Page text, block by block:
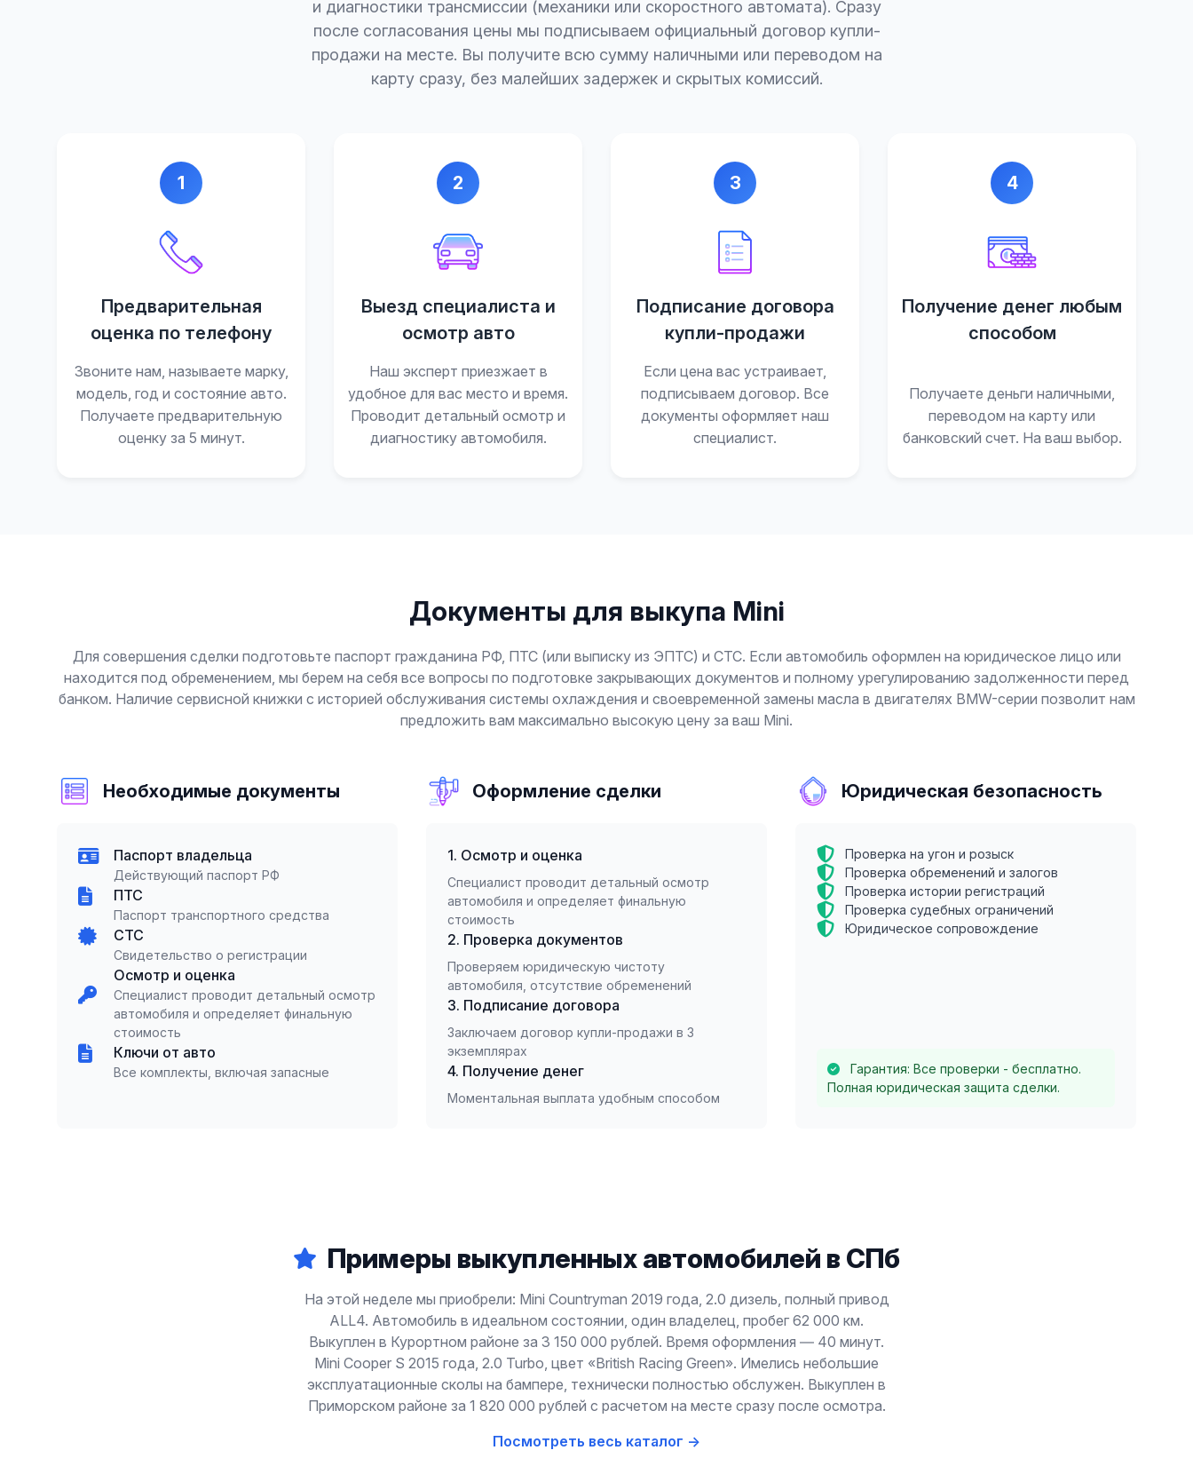
и диагностики трансмиссии (механики или скоростного автомата). Сразу
после согласования цены мы подписываем официальный договор купли-
продажи на месте. Вы получите всю сумму наличными или переводом на
карту сразу, без малейших задержек и скрытых комиссий.
1
Предварительная
оценка по телефону
Звоните нам, называете марку,
модель, год и состояние авто.
Получаете предварительную
оценку за 5 минут.
2
Выезд специалиста и
осмотр авто
Наш эксперт приезжает в
удобное для вас место и время.
Проводит детальный осмотр и
диагностику автомобиля.
3
Подписание договора
купли-продажи
Если цена вас устраивает,
подписываем договор. Все
документы оформляет наш
специалист.
4
Получение денег любым
способом
Получаете деньги наличными,
переводом на карту или
банковский счет. На ваш выбор.
Документы для выкупа Mini
Для совершения сделки подготовьте паспорт гражданина РФ, ПТС (или выписку из ЭПТС) и СТС. Если автомобиль оформлен на юридическое лицо или
находится под обременением, мы берем на себя все вопросы по подготовке закрывающих документов и полному урегулированию задолженности перед
банком. Наличие сервисной книжки с историей обслуживания системы охлаждения и своевременной замены масла в двигателях BMW-серии позволит нам
предложить вам максимально высокую цену за ваш Mini.
Необходимые документы
Паспорт владельца
Действующий паспорт РФ
ПТС
Паспорт транспортного средства
СТС
Свидетельство о регистрации
Осмотр и оценка
Специалист проводит детальный осмотр
автомобиля и определяет финальную
стоимость
Ключи от авто
Все комплекты, включая запасные
Оформление сделки
1. Осмотр и оценка
Специалист проводит детальный осмотр
автомобиля и определяет финальную
стоимость
2. Проверка документов
Проверяем юридическую чистоту
автомобиля, отсутствие обременений
3. Подписание договора
Заключаем договор купли-продажи в 3
экземплярах
4. Получение денег
Моментальная выплата удобным способом
Юридическая безопасность
Проверка на угон и розыск
Проверка обременений и залогов
Проверка истории регистраций
Проверка судебных ограничений
Юридическое сопровождение
Гарантия: Все проверки - бесплатно.
Полная юридическая защита сделки.
Примеры выкупленных автомобилей в СПб
На этой неделе мы приобрели: Mini Countryman 2019 года, 2.0 дизель, полный привод
ALL4. Автомобиль в идеальном состоянии, один владелец, пробег 62 000 км.
Выкуплен в Курортном районе за 3 150 000 рублей. Время оформления — 40 минут.
Mini Cooper S 2015 года, 2.0 Turbo, цвет «British Racing Green». Имелись небольшие
эксплуатационные сколы на бампере, технически полностью обслужен. Выкуплен в
Приморском районе за 1 820 000 рублей с расчетом на месте сразу после осмотра.
Посмотреть весь каталог →